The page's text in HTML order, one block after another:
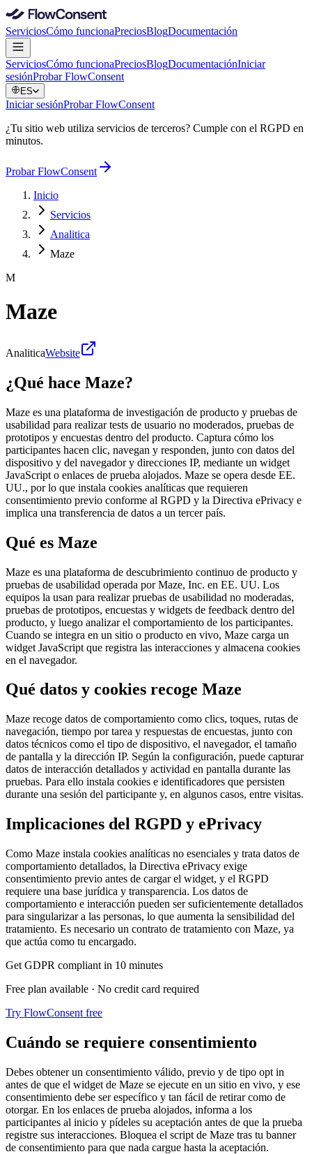
ServiciosCómo funcionaPreciosBlogDocumentación
ServiciosCómo funcionaPreciosBlogDocumentaciónIniciar
sesiónProbar FlowConsent
ES
Iniciar sesiónProbar FlowConsent
¿Tu sitio web utiliza servicios de terceros? Cumple con el RGPD en
minutos.
Probar FlowConsent
Inicio
Servicios
Analitica
Maze
M
Maze
AnaliticaWebsite
¿Qué hace Maze?
Maze es una plataforma de investigación de producto y pruebas de
usabilidad para realizar tests de usuario no moderados, pruebas de
prototipos y encuestas dentro del producto. Captura cómo los
participantes hacen clic, navegan y responden, junto con datos del
dispositivo y del navegador y direcciones IP, mediante un widget
JavaScript o enlaces de prueba alojados. Maze se opera desde EE.
UU., por lo que instala cookies analíticas que requieren
consentimiento previo conforme al RGPD y la Directiva ePrivacy e
implica una transferencia de datos a un tercer país.
Qué es Maze
Maze es una plataforma de descubrimiento continuo de producto y
pruebas de usabilidad operada por Maze, Inc. en EE. UU. Los
equipos la usan para realizar pruebas de usabilidad no moderadas,
pruebas de prototipos, encuestas y widgets de feedback dentro del
producto, y luego analizar el comportamiento de los participantes.
Cuando se integra en un sitio o producto en vivo, Maze carga un
widget JavaScript que registra las interacciones y almacena cookies
en el navegador.
Qué datos y cookies recoge Maze
Maze recoge datos de comportamiento como clics, toques, rutas de
navegación, tiempo por tarea y respuestas de encuestas, junto con
datos técnicos como el tipo de dispositivo, el navegador, el tamaño
de pantalla y la dirección IP. Según la configuración, puede capturar
datos de interacción detallados y actividad en pantalla durante las
pruebas. Para ello instala cookies e identificadores que persisten
durante una sesión del participante y, en algunos casos, entre visitas.
Implicaciones del RGPD y ePrivacy
Como Maze instala cookies analíticas no esenciales y trata datos de
comportamiento detallados, la Directiva ePrivacy exige
consentimiento previo antes de cargar el widget, y el RGPD
requiere una base jurídica y transparencia. Los datos de
comportamiento e interacción pueden ser suficientemente detallados
para singularizar a las personas, lo que aumenta la sensibilidad del
tratamiento. Es necesario un contrato de tratamiento con Maze, ya
que actúa como tu encargado.
Get GDPR compliant in 10 minutes
Free plan available · No credit card required
Try FlowConsent free
Cuándo se requiere consentimiento
Debes obtener un consentimiento válido, previo y de tipo opt in
antes de que el widget de Maze se ejecute en un sitio en vivo, y ese
consentimiento debe ser específico y tan fácil de retirar como de
otorgar. En los enlaces de prueba alojados, informa a los
participantes al inicio y pídeles su aceptación antes de que la prueba
registre sus interacciones. Bloquea el script de Maze tras tu banner
de consentimiento para que nada cargue hasta la aceptación.